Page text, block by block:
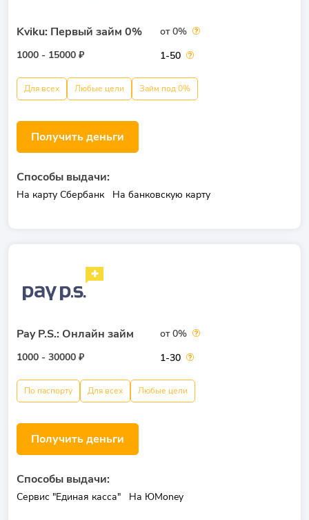
Kviku: Первый займ 0%
1000 - 15000 ₽
от 0%
1-50
Для всех Любые цели Займ под 0%
Получить деньги
Способы выдачи:
На карту Сбербанк На банковскую карту
Pay P.S.: Онлайн займ
1000 - 30000 ₽
от 0%
1-30
По паспорту Для всех Любые цели
Получить деньги
Способы выдачи:
Сервис "Единая касса" На ЮMoney